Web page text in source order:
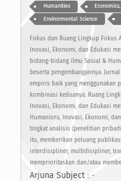
Humanities
Environmental Science
Fokus dan Ruang Lingkup Fokus
Inovasi, Ekonomi, dan Edukasi
bidang-bidang ilmu Sosial &
beserta pengembangannya.
empiris baik yang menggunakan
kombinasi keduanya. Ruang
Inovasi, Ekonomi, dan Edukasi
Humaniora, Inovasi, Ekonomi,
tingkat analisis (penelitian
itu, memberikan peluang
interdisipliner, multidisipliner,
memprioritaskan dan/atau
Arjuna Subject : -